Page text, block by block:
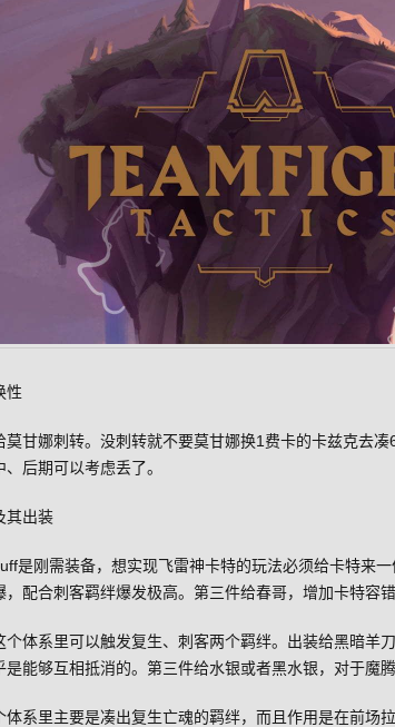
性
莫甘娜刺转。没刺转就不要莫甘娜换1费卡的卡兹克去
、后期可以考虑丢了。
其出装
是刚需装备，想实现飞雷神卡特的玩法必须给卡特来
，配合刺客羁绊爆发极高。第三件给春哥，增加卡特容错
个体系里可以触发复生、刺客两个羁绊。出装给黑暗羊
是能够互相抵消的。第三件给水银或者黑水银，对于魔腾
体系里主要是凑出复生亡魂的羁绊，而且作用是在前场